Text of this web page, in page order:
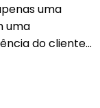
uma
uma
do cliente…